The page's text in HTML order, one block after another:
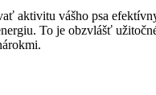
aktivitu vášho psa
To je obzvlášť